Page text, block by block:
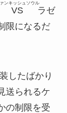
VS
ンキッシュソウル
ラゼ
限になるだ
したばかり
送られるケ
の制限を受